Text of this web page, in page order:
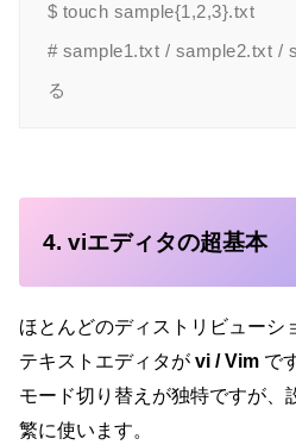
$ touch sample{1,2,3}.txt
# sample1.txt / sample2.txt /
4. viエディタの超基本
ほとんどのディストリビューシ
テキストエディタが vi / Vim で
モード切り替えが独特ですが、
繁に使います。